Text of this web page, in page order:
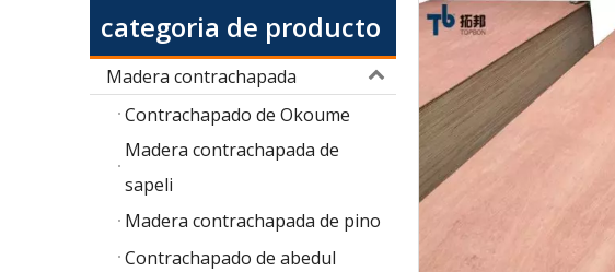
categoria de producto
Madera contrachapada
Contrachapado de Okoume
Madera contrachapada de
sapeli
Madera contrachapada de pino
Contrachapado de abedul